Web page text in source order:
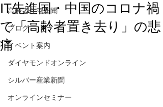
高齢者住宅新聞
ブログ
イベント案内
ダイヤモンドオンライン
シルバー産業新聞
オンラインセミナー
IT先進国・中国のコロナ禍
で「高齢者置き去り」の悲
痛